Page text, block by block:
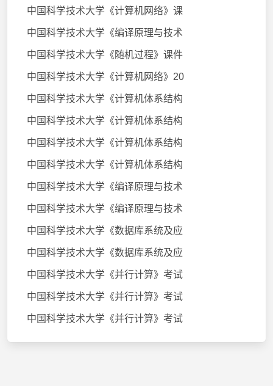
中国科学技术大学《计算机网络》课
中国科学技术大学《编译原理与技术
中国科学技术大学《随机过程》课件
中国科学技术大学《计算机网络》20
中国科学技术大学《计算机体系结构
中国科学技术大学《计算机体系结构
中国科学技术大学《计算机体系结构
中国科学技术大学《计算机体系结构
中国科学技术大学《编译原理与技术
中国科学技术大学《编译原理与技术
中国科学技术大学《数据库系统及应
中国科学技术大学《数据库系统及应
中国科学技术大学《并行计算》考试
中国科学技术大学《并行计算》考试
中国科学技术大学《并行计算》考试